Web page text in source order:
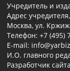
Учредитель и
Адрес
Москва, ул.
Телефон: +7 (495)
E-mail:
И.О. главного
Разработчик